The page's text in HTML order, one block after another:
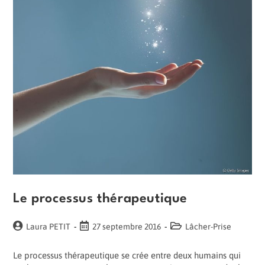
Le processus thérapeutique
Auteur/autrice
la
Laura PETIT
Publication
27 septembre 2016
PostLâcher-Prise
Le processus thérapeutique se crée entre deux humains qui